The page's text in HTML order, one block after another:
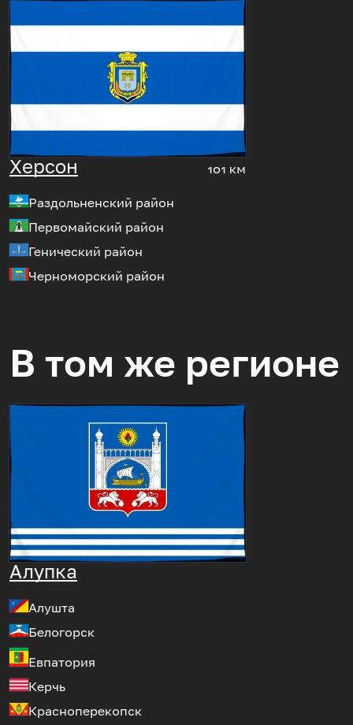
Херсон 101 км
Раздольненский район
Первомайский район
Генический район
Черноморский район
В том же регионе
Алупка
Алушта
Белогорск
Евпатория
Керчь
Красноперекопск